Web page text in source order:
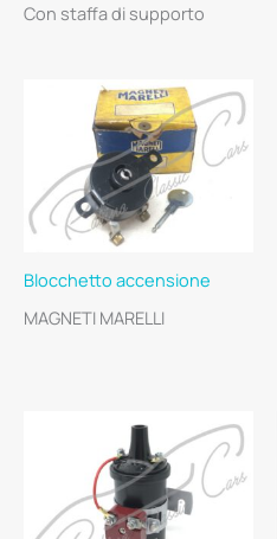
Con staffa di supporto
Blocchetto accensione
MAGNETI MARELLI